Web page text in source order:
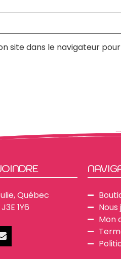
site dans le navigateur
Québec
1Y6
Mon